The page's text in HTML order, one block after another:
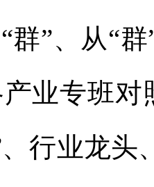
群”、从“
业专班对
行业龙头